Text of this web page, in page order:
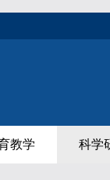
教学 科学